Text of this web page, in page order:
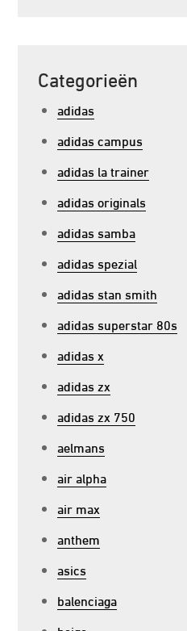
Categorieën
adidas
adidas campus
adidas la trainer
adidas originals
adidas samba
adidas spezial
adidas stan smith
adidas superstar 80s
adidas x
adidas zx
adidas zx 750
aelmans
air alpha
air max
anthem
asics
balenciaga